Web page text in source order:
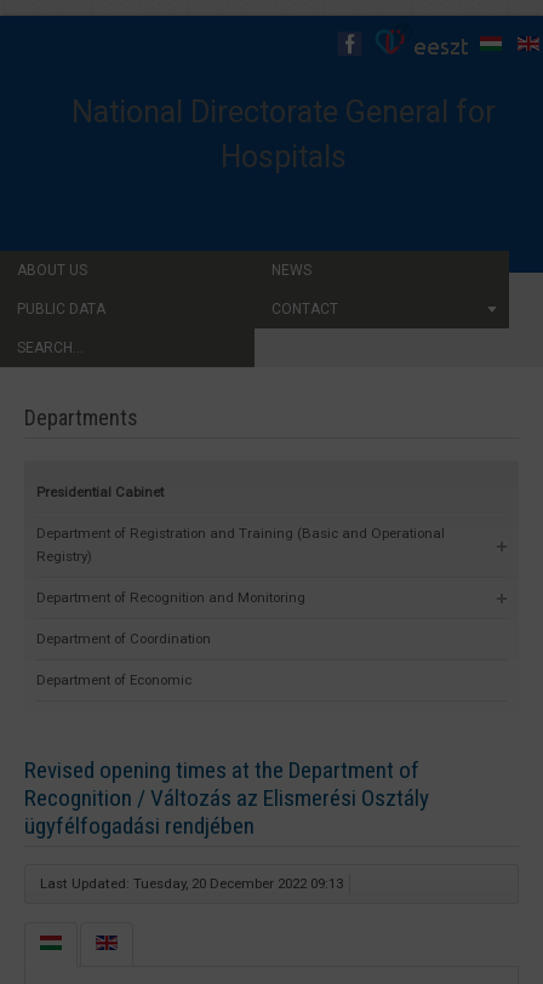
ABOUT US NEWS
PUBLIC DATA CONTACT
SEARCH...
National Directorate General for
Hospitals
Departments
Presidential Cabinet
Department of Registration and Training (Basic and Operational
Registry)
Department of Recognition and Monitoring
Department of Coordination
Department of Economic
Revised opening times at the Department of
Recognition / Változás az Elismerési Osztály
ügyfélfogadási rendjében
Last Updated: Tuesday, 20 December 2022 09:13